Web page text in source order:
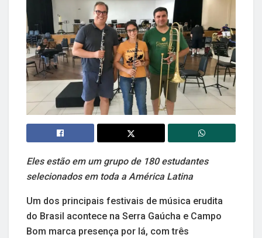
Eles estão em um grupo de 180 estudantes
selecionados em toda a América Latina
Um dos principais festivais de música erudita
do Brasil acontece na Serra Gaúcha e Campo
Bom marca presença por lá, com três